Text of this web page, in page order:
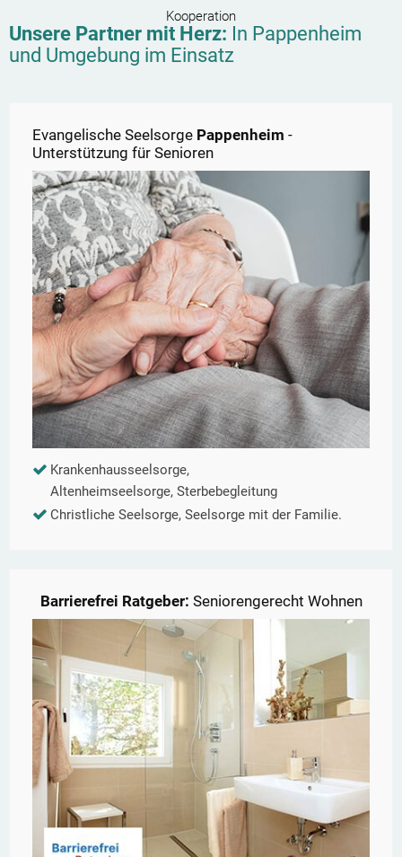
Kooperation
Unsere Partner mit Herz: In Pappenheim
und Umgebung im Einsatz
Evangelische Seelsorge Pappenheim -
Unterstützung für Senioren
Krankenhausseelsorge,
Altenheimseelsorge, Sterbebegleitung
Christliche Seelsorge, Seelsorge mit der Familie.
Barrierefrei Ratgeber: Seniorengerecht Wohnen